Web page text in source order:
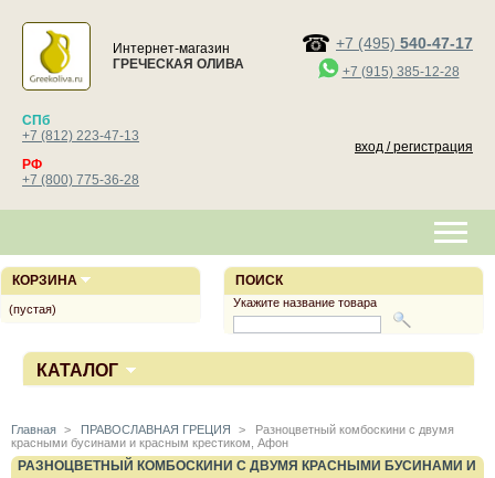
Интернет-магазин
ГРЕЧЕСКАЯ ОЛИВА
+7 (495) 540-47-17
+7 (915) 385-12-28
СПб
+7 (812) 223-47-13
РФ
+7 (800) 775-36-28
вход / регистрация
КАТАЛОГ
Главная > ПРАВОСЛАВНАЯ ГРЕЦИЯ >
Разноцветный комбоскини с двумя
красными бусинами и красным крестиком, Афон
РАЗНОЦВЕТНЫЙ КОМБОСКИНИ С ДВУМЯ КРАСНЫМИ БУСИНАМИ И
ПОИСК
Укажите название товара
КОРЗИНА
(пустая)